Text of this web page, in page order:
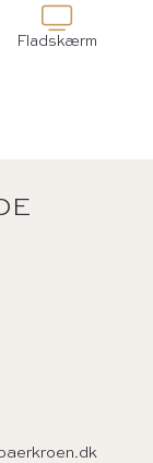
Fladskærm